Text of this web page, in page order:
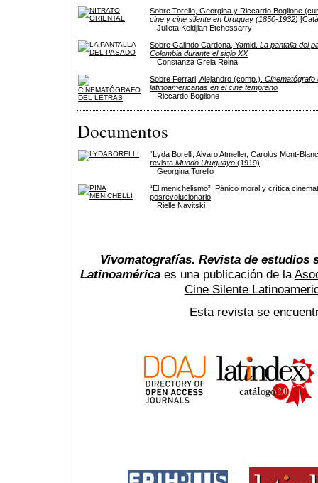
Sobre Torello, Georgina y Riccardo Boglione
cine y cine silente en Uruguay (1850-1932)
Julieta Keldjian Etchessarry
Sobre Galindo Cardona, Yamid. La pantalla del
Colombia durante el siglo XX
Constanza Grela Reina
Sobre Ferrari, Alejandro (comp.).
latinoamericanas en el cine temprano
Riccardo Boglione
Documentos
“Lyda Borelli, Alvaro Atmeller, Carolus Mont-
revista Mundo Uruguayo (1919)
Georgina Torello
“El menichelismo”: Pánico moral y crítica
posrevolucionario
Rielle Navitski
Vivomatografías. Revista de estudios
Latinoaméricaes una publicación de la
Cine Silente
Esta revista se